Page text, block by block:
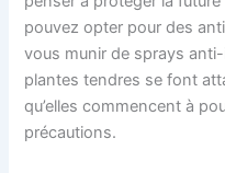
pouvez opter pour des
vous munir de sprays
plantes tendres se font
qu’elles commencent à
précautions.